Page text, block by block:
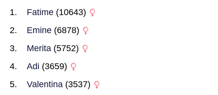
Fatime (10643)
Emine (6878)
Merita (5752)
Adi (3659)
Valentina (3537)